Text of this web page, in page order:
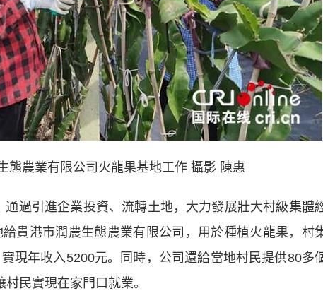
農業有限公司火龍果基地工作 攝影 陳惠
引進企業投資、流轉土地，大力發展壯大村級集體
貴港市潤農生態農業有限公司，用於種植火龍果，村
現年收入5200元。同時，公司還給當地村民提供80多
民實現在家門口就業。